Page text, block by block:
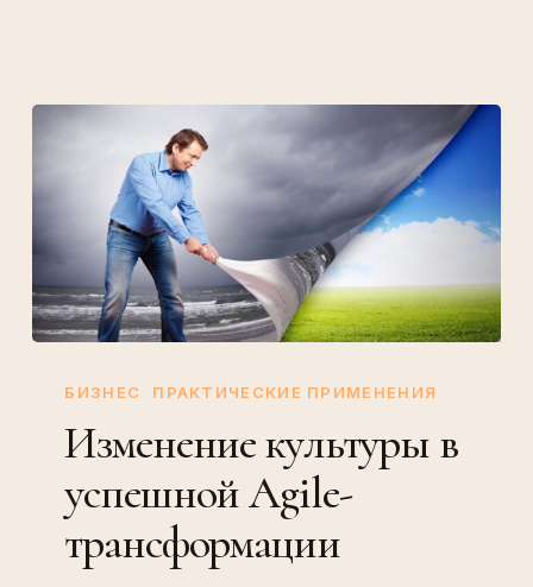
культуры
успешной
Agile-
трансформации
БИЗНЕС ПРАКТИЧЕСКИЕ ПРИМЕНЕНИЯ
Изменение культуры в
успешной Agile-
трансформации